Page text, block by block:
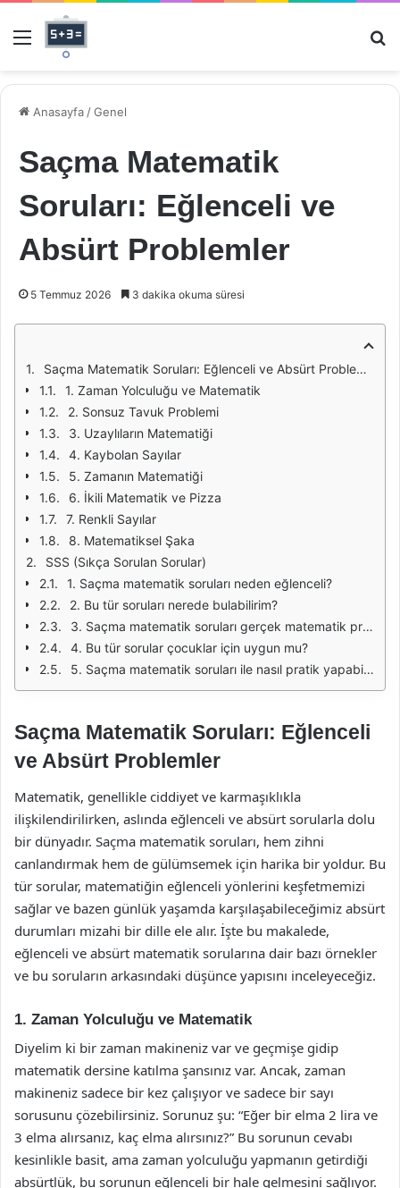
Menü
Anasayfa /Genel
Saçma Matematik
Soruları: Eğlenceli ve
Absürt Problemler
5 Temmuz 2026 3 dakika okuma süresi
Saçma Matematik Soruları: Eğlenceli ve Absürt Problemler
1. Zaman Yolculuğu ve Matematik
2. Sonsuz Tavuk Problemi
3. Uzaylıların Matematiği
4. Kaybolan Sayılar
5. Zamanın Matematiği
6. İkili Matematik ve Pizza
7. Renkli Sayılar
8. Matematiksel Şaka
SSS (Sıkça Sorulan Sorular)
1. Saçma matematik soruları neden eğlenceli?
2. Bu tür soruları nerede bulabilirim?
3. Saçma matematik soruları gerçek matematik problemleriyle nasıl ilişkilidir?
4. Bu tür sorular çocuklar için uygun mu?
5. Saçma matematik soruları ile nasıl pratik yapabilirim?
Saçma Matematik Soruları: Eğlenceli
ve Absürt Problemler
Matematik, genellikle ciddiyet ve karmaşıklıkla
ilişkilendirilirken, aslında eğlenceli ve absürt sorularla dolu
bir dünyadır. Saçma matematik soruları, hem zihni
canlandırmak hem de gülümsemek için harika bir yoldur. Bu
tür sorular, matematiğin eğlenceli yönlerini keşfetmemizi
sağlar ve bazen günlük yaşamda karşılaşabileceğimiz absürt
durumları mizahi bir dille ele alır. İşte bu makalede,
eğlenceli ve absürt matematik sorularına dair bazı örnekler
ve bu soruların arkasındaki düşünce yapısını inceleyeceğiz.
1. Zaman Yolculuğu ve Matematik
Diyelim ki bir zaman makineniz var ve geçmişe gidip
matematik dersine katılma şansınız var. Ancak, zaman
makineniz sadece bir kez çalışıyor ve sadece bir sayı
sorusunu çözebilirsiniz. Sorunuz şu: “Eğer bir elma 2 lira ve
3 elma alırsanız, kaç elma alırsınız?” Bu sorunun cevabı
kesinlikle basit, ama zaman yolculuğu yapmanın getirdiği
absürtlük, bu sorunun eğlenceli bir hale gelmesini sağlıyor.